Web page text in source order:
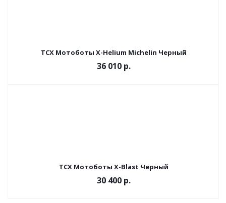
TCX Мотоботы X-Helium Michelin Черный
36 010 р.
TCX Мотоботы X-Blast Черный
30 400 р.